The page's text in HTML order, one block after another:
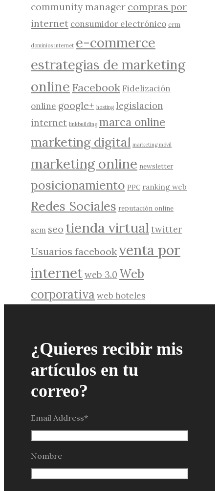
community manager compras por
internet consumidor electrónico crm
dominios internet e-commerce
estrategias de marketing
online Facebook Fidelización
online google+ hosting legislacion
internet linkbuilding marca online
marketing digital marketing móvil
marketing online newsletter
posicionamiento PPC ranking web
Redes Sociales reputación online
sem seo tienda virtual twitter
Usuarios facebook venta por
internetweb 3.0 Web
corporativa web hoteles
¿Quieres recibir mis
artículos en tu
correo?
Email Address*
Nombre